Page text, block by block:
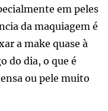
em peles
da maquiagem é
a make quase à
do dia, o que é
ou pele muito